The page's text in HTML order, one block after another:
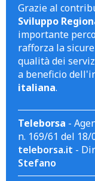
Grazie al
Sviluppo
importante
rafforza la
qualità dei
a beneficio
italiana.
Teleborsa -
n. 169/61 del
teleborsa.it -
Stefano